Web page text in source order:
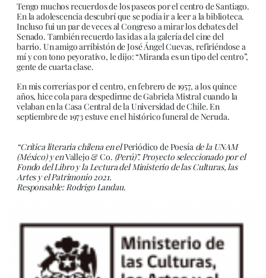
Tengo muchos recuerdos de los paseos por el centro de Santiago.
En la adolescencia descubrí que se podía ir a leer a la biblioteca.
Incluso fui un par de veces al Congreso a mirar los debates del
Senado. También recuerdo las idas a la galería del cine del
barrio. Un amigo arribistón de José Ángel Cuevas, refiriéndose a
mí y con tono peyorativo, le dijo: “Miranda es un tipo del centro”,
gente de cuarta clase.
En mis correrías por el centro, en febrero de 1957, a los quince
años, hice cola para despedirme de Gabriela Mistral cuando la
velaban en la Casa Central de la Universidad de Chile. En
septiembre de 1973 estuve en el histórico funeral de Neruda.
“Crítica literaria chilena en elPeriódico de Poesía de la UNAM
(México) y enVallejo & Co. (Perú)”. Proyecto seleccionado por el
Fondo del Libro y la Lectura del Ministerio de las Culturas, las
Artes y el Patrimonio 2021.
Responsable: Rodrigo Landau.